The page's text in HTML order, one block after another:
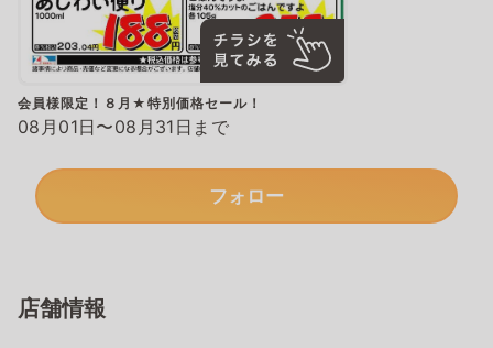
会員様限定！８月★特別価格セール！
08月01日〜08月31日まで
フォロー
店舗情報